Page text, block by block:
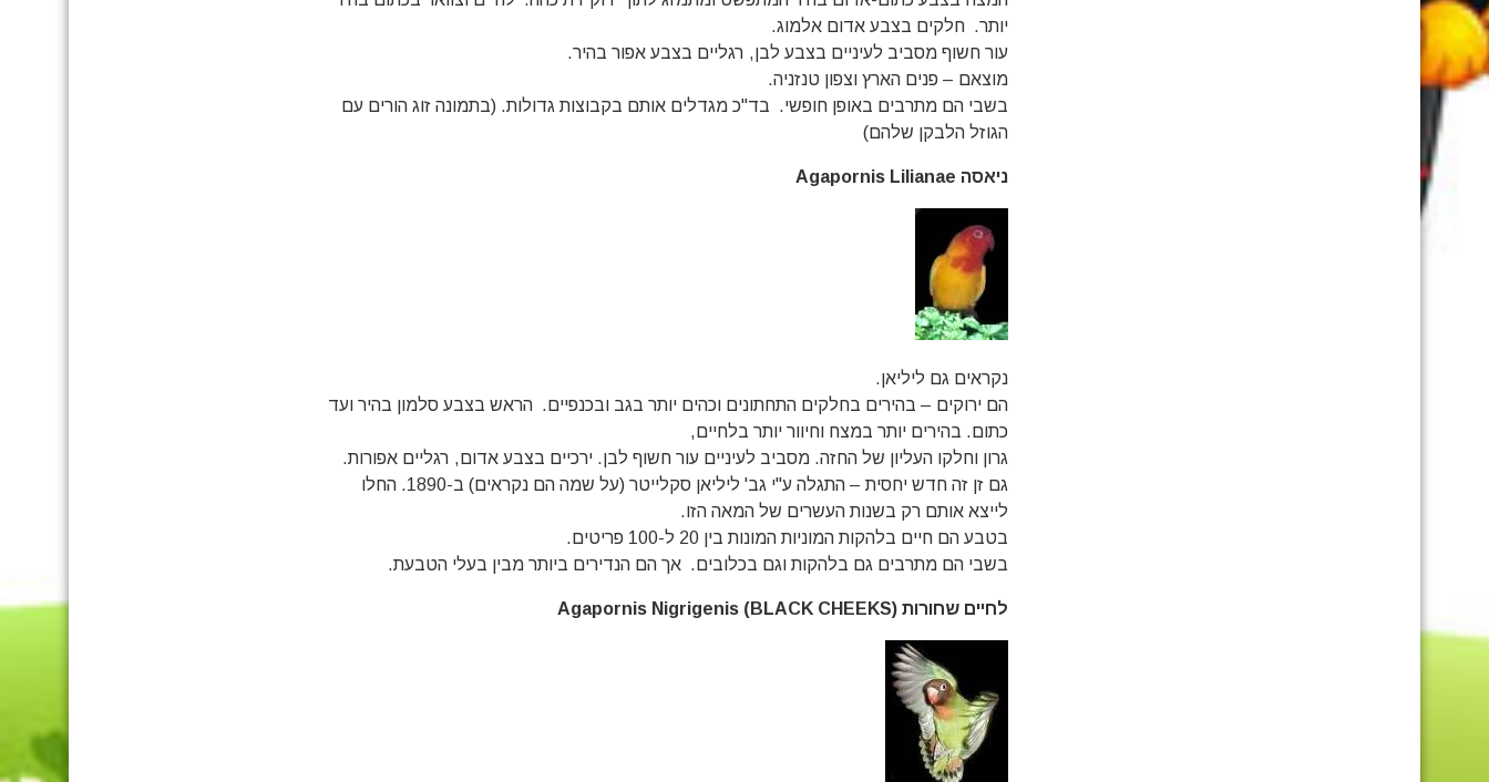
יותר. חלקים בצבע אדום אלמוג.
עור חשוף מסביב לעיניים בצבע לבן, רגליים בצבע אפור בהיר.
מוצאם – פנים הארץ וצפון טנזניה.
בשבי הם מתרבים באופן חופשי. בד"כ מגדלים אותם בקבוצות גדולות. (בתמונה זוג הורים עם
הגוזל הלבקן שלהם)
ניאסה Agapornis Lilianae
נקראים גם ליליאן.
הם ירוקים – בהירים בחלקים התחתונים וכהים יותר בגב ובכנפיים. הראש בצבע סלמון בהיר ועד
כתום. בהירים יותר במצח וחיוור יותר בלחיים,
גרון וחלקו העליון של החזה. מסביב לעיניים עור חשוף לבן. ירכיים בצבע אדום, רגליים אפורות.
גם זן זה חדש יחסית – התגלה ע"י גב' ליליאן סקלייטר (על שמה הם נקראים) ב-1890. החלו
לייצא אותם רק בשנות העשרים של המאה הזו.
בטבע הם חיים בלהקות המוניות המונות בין 20 ל-100 פריטים.
בשבי הם מתרבים גם בלהקות וגם בכלובים. אך הם הנדירים ביותר מבין בעלי הטבעת.
לחיים שחורות (BLACK CHEEKS) Agapornis Nigrigenis